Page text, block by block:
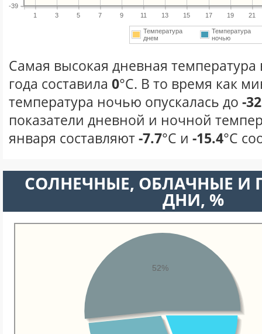
1 3 5 7 9 11 13 15 17 19 21
-39
Температура
днем
Температура
ночью
Самая высокая дневная температура
года составила 0°С. В то время как
температура ночью опускалась до -32
показатели дневной и ночной
января составляют-7.7°С и -15.4°С
CОЛНЕЧНЫЕ, ОБЛАЧНЫЕ И
ДНИ, %
52%